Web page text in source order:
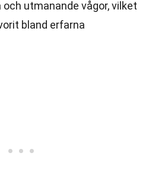
utmanande vågor, vilket
bland erfarna